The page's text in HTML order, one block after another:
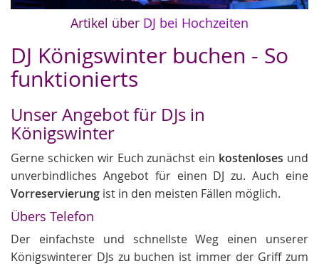
Artikel über DJ bei Hochzeiten
DJ Königswinter buchen - So
funktionierts
Unser Angebot für DJs in
Königswinter
Gerne schicken wir Euch zunächst ein kostenloses und
unverbindliches Angebot für einen DJ zu. Auch eine
Vorreservierung ist in den meisten Fällen möglich.
Übers Telefon
Der einfachste und schnellste Weg einen unserer
Königswinterer DJs zu buchen ist immer der Griff zum